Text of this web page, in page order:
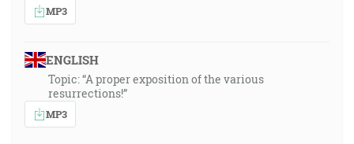
MP3
ENGLISH
Topic: “A proper exposition of the various
resurrections!”
MP3